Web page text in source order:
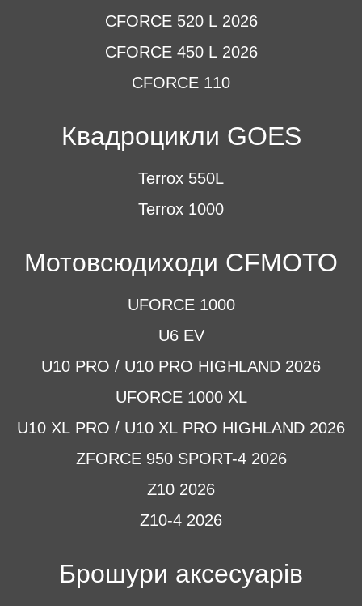
CFORCE 520 L 2026
CFORCE 450 L 2026
CFORCE 110
Квадроцикли GOES
Terrox 550L
Terrox 1000
Мотовсюдиходи CFMOTO
UFORCE 1000
U6 EV
U10 PRO / U10 PRO HIGHLAND 2026
UFORCE 1000 XL
U10 XL PRO / U10 XL PRO HIGHLAND 2026
ZFORCE 950 SPORT-4 2026
Z10 2026
Z10-4 2026
Брошури аксесуарів